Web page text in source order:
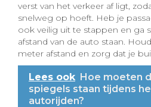
verst van het verkeer af ligt,
snelweg op hoeft. Heb je
ook veilig uit te stappen en ga
afstand van de auto staan.
meter afstand en zorg dat je
Lees ook Hoe moeten
spiegels staan tijdens
autorijden?